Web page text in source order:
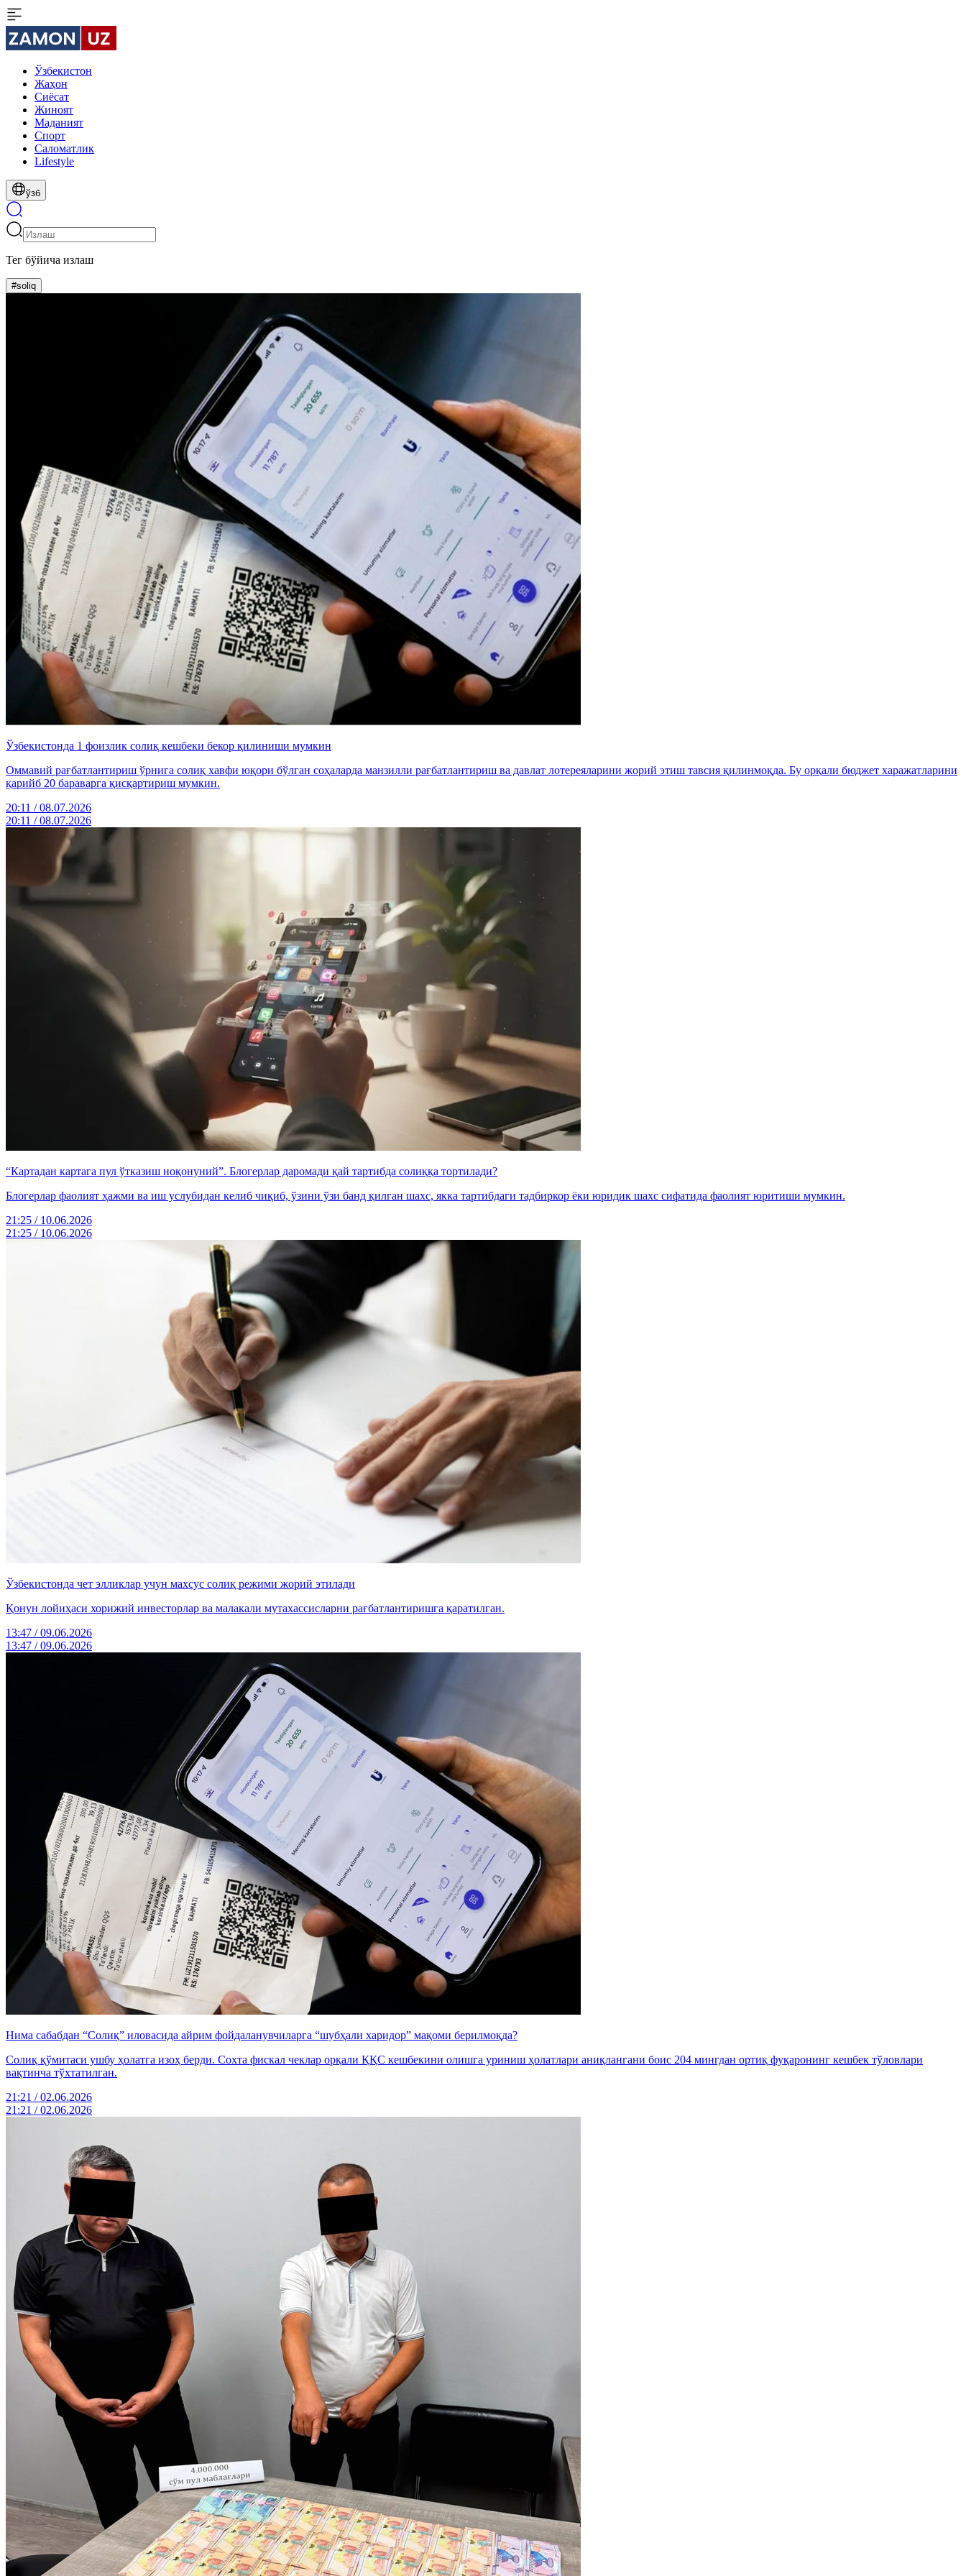
Ўзбекистон
Жаҳон
Сиёсат
Жиноят
Маданият
Спорт
Cаломатлик
Lifestyle
ўзб
Тег бўйича излаш
#soliq
Ўзбекистонда 1 фоизлик солиқ кешбеки бекор қилиниши мумкин
Оммавий рағбатлантириш ўрнига солиқ хавфи юқори бўлган соҳаларда манзилли рағбатлантириш ва давлат лотереяларини жорий этиш тавсия қилинмоқда. Бу орқали бюджет харажатларини
қарийб 20 бараварга қисқартириш мумкин.
20:11 / 08.07.2026
20:11 / 08.07.2026
“Картадан картага пул ўтказиш ноқонуний”. Блогерлар даромади қай тартибдa солиққа тортилади?
Блогерлар фаолият ҳажми ва иш услубидан келиб чиқиб, ўзини ўзи банд қилган шахс, якка тартибдаги тадбиркор ёки юридик шахс сифатида фаолият юритиши мумкин.
21:25 / 10.06.2026
21:25 / 10.06.2026
Ўзбекистонда чет элликлар учун махсус солиқ режими жорий этилади
Қонун лойиҳаси хорижий инвесторлар ва малакали мутахассисларни рағбатлантиришга қаратилган.
13:47 / 09.06.2026
13:47 / 09.06.2026
Нима сабабдан “Солиқ” иловасида айрим фойдаланувчиларга “шубҳали харидор” мақоми берилмоқда?
Солиқ қўмитаси ушбу ҳолатга изоҳ берди. Сохта фискал чеклар орқали ҚҚС кешбекини олишга уриниш ҳолатлари аниқлангани боис 204 мингдан ортиқ фуқаронинг кешбек тўловлари
вақтинча тўхтатилган.
21:21 / 02.06.2026
21:21 / 02.06.2026